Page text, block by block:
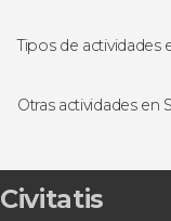
Plaza de
Archivo de Indias
Setas de Sevilla
Tipos de actividades
Free tours en
Excursiones de
Flamenco en
Otras actividades en
Tour por el
Excursión al
Civitatis